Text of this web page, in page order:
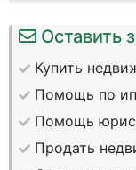
Оставить
Купить
Помощь по
Помощь
Продать